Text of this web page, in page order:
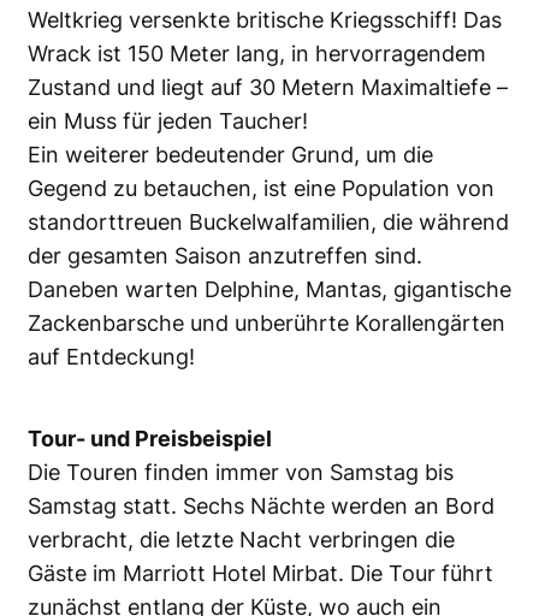
Weltkrieg versenkte britische Kriegsschiff! Das
Wrack ist 150 Meter lang, in hervorragendem
Zustand und liegt auf 30 Metern Maximaltiefe –
ein Muss für jeden Taucher!
Ein weiterer bedeutender Grund, um die
Gegend zu betauchen, ist eine Population von
standorttreuen Buckelwalfamilien, die während
der gesamten Saison anzutreffen sind.
Daneben warten Delphine, Mantas, gigantische
Zackenbarsche und unberührte Korallengärten
auf Entdeckung!
Tour- und Preisbeispiel
Die Touren finden immer von Samstag bis
Samstag statt. Sechs Nächte werden an Bord
verbracht, die letzte Nacht verbringen die
Gäste im Marriott Hotel Mirbat. Die Tour führt
zunächst entlang der Küste, wo auch ein